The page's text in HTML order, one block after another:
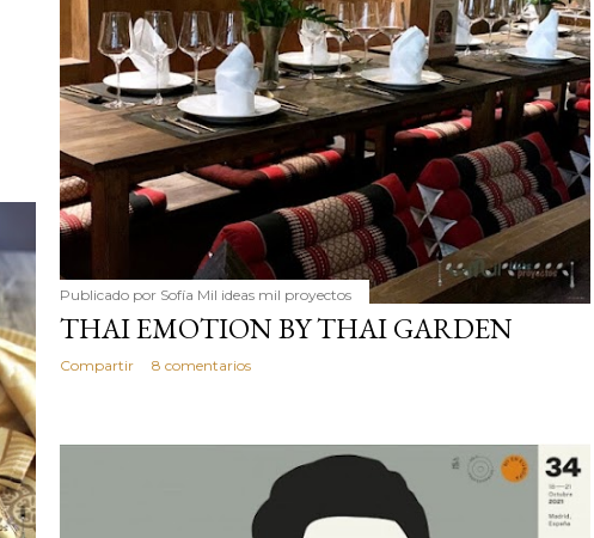
Publicado por Sofía Mil ideas mil proyectos
THAI EMOTION BY THAI GARDEN
Compartir 8 comentarios